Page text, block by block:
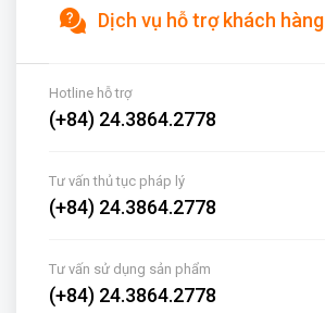
Dịch vụ hỗ trợ khách hàng
Hotline hỗ trợ
(+84) 24.3864.2778
Tư vấn thủ tục pháp lý
(+84) 24.3864.2778
Tư vấn sử dụng sản phẩm
(+84) 24.3864.2778